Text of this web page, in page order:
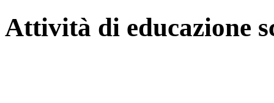
Attività di educazione